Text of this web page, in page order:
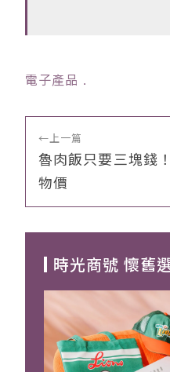
電子產品 ﹒
←上一篇
魯肉飯只要三塊錢
物價
時光商號 懷舊